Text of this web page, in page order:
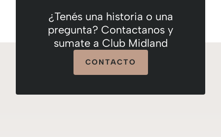
¿Tenés una historia o una
pregunta? Contactanos y
sumate a Club Midland
CONTACTO